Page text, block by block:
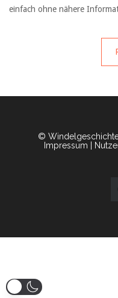
einfach ohne nähere
©
Impressum